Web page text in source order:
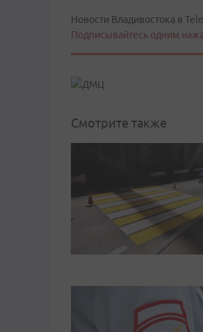
Новости Владивостока в
Подписывайтесь одним
Смотрите также